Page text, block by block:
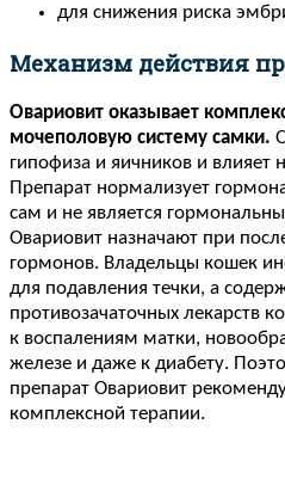
для снижения риска
Механизм действия
Овариовит оказывает
мочеполовую систему самки.
гипофиза и яичников и влияет
Препарат нормализует
сам и не является
Овариовит назначают при
гормонов. Владельцы кошек
для подавления течки, а
противозачаточных лекарств
к воспалениям матки,
железе и даже к диабету.
препарат Овариовит
комплексной терапии.